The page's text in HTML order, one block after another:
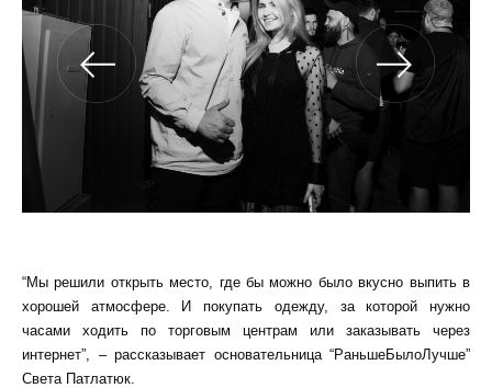
“Мы решили открыть место, где бы можно было вкусно выпить в
хорошей атмосфере. И покупать одежду, за которой нужно
часами ходить по торговым центрам или заказывать через
интернет”, – рассказывает основательница “РаньшеБылоЛучше”
Света Патлатюк.